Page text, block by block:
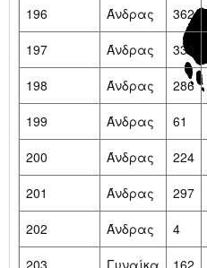
196
Άνδρας 362
197
Άνδρας 330
198
Άνδρας 286
199
Άνδρας 61
200
Άνδρας 224
201
Άνδρας 297
202
Άνδρας 4
203
Γυναίκα 162